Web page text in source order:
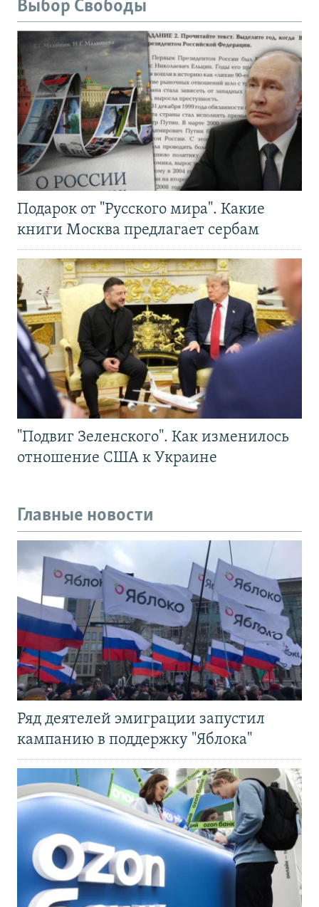
Выбор Свободы
Подарок от "Русского мира". Какие
книги Москва предлагает сербам
"Подвиг Зеленского". Как изменилось
отношение США к Украине
Главные новости
Ряд деятелей эмиграции запустил
кампанию в поддержку "Яблока"